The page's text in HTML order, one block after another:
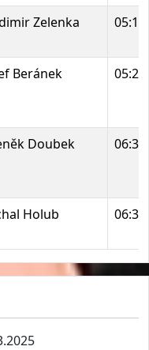
Zelenka
Beránek
Doubek
Holub